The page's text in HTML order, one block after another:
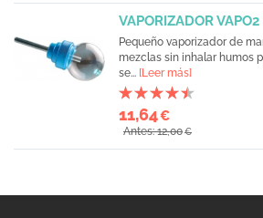
VAPORIZADOR VAPO2
Pequeño vaporizador de
mezclas sin inhalar humos
se... [Leer más]
11,64€
Antes: 12,00€